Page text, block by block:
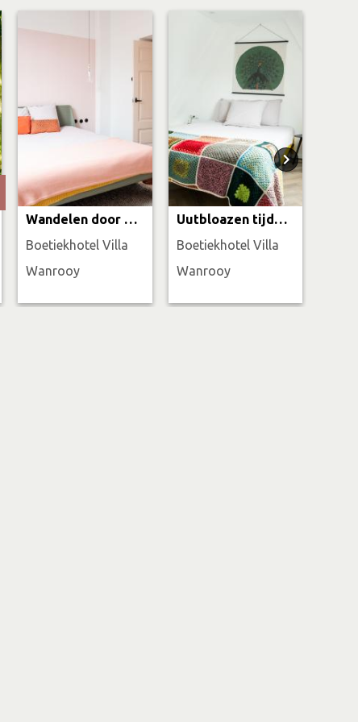
Wandelen door de Graafschap
Boetiekhotel Villa
Wanrooy
Uutbloazen tijdens het Pieterpad
Boetiekhotel Villa
Wanrooy